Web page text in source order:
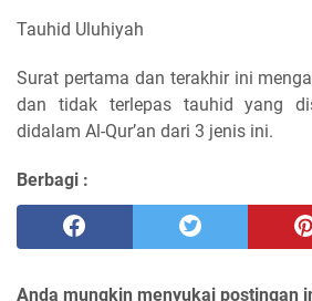
Tauhid Uluhiyah
Surat pertama dan terakhir ini
dan tidak terlepas tauhid yang
didalam Al-Qur’an dari 3 jenis ini.
Berbagi :
Anda mungkin menyukai postingan